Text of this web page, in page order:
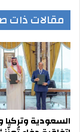
مقالات ذات
السعودية وتركيا